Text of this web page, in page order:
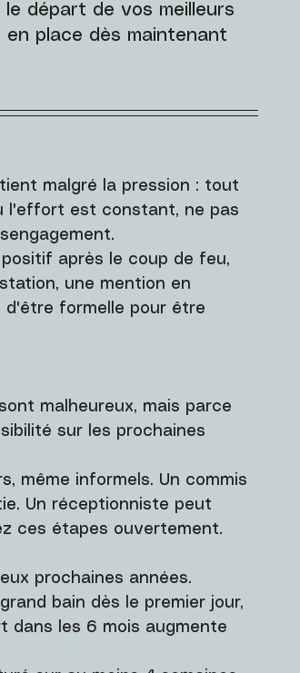
départ de vos meilleurs
place dès maintenant
malgré la pression : tout
l'effort est constant, ne pas
après le coup de feu,
une mention en
d'être formelle pour être
malheureux, mais parce
sur les prochaines
même informels. Un commis
Un réceptionniste peut
ces étapes ouvertement.
prochaines années.
bain dès le premier jour,
dans les 6 mois augmente